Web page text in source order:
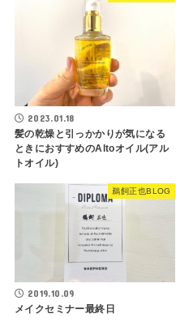
2023.01.18
髪の乾燥と引っかかりが気になる
ときにおすすめのAltoオイル(アル
トオイル)
鵜飼正也BLOG
2019.10.09
メイクセミナー最終日